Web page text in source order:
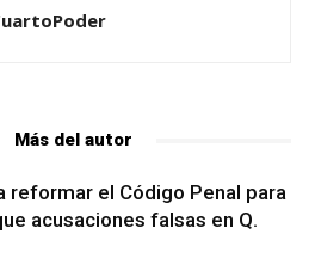
Más del autor
reformar el Código Penal para
acusaciones falsas en Q.